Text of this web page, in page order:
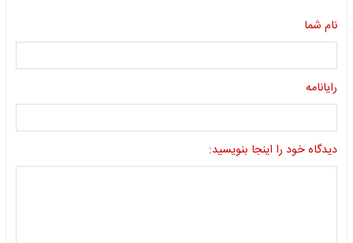
نام شما
رایانامه
دیدگاه خود را اینجا بنویسید: